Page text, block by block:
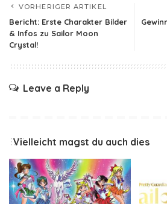
VORHERIGER ARTIKEL
Bericht: Erste Charakter Bilder
& Infos zu Sailor Moon
Crystal!
Leave a Reply
Vielleicht magst du auch dies